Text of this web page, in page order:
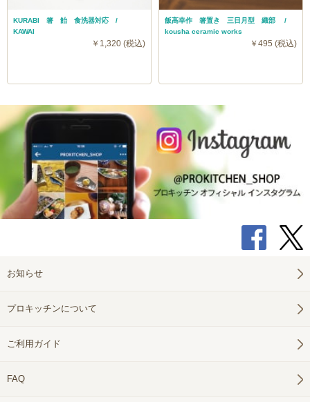
KURABI 箸 飴 食洗器対応 /
KAWAI
￥1,320 (税込)
飯高幸作 箸置き 三日月型 織部 /
kousha ceramic works
￥495 (税込)
お知らせ
プロキッチンについて
ご利用ガイド
FAQ